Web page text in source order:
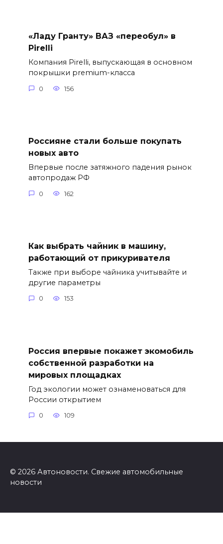
«Ладу Гранту» ВАЗ «переобул» в
Pirelli
Компания Pirelli, выпускающая в основном
покрышки premium-класса
0 156
Россияне стали больше покупать
новых авто
Впервые после затяжного падения рынок
автопродаж РФ
0 162
Как выбрать чайник в машину,
работающий от прикуривателя
Также при выборе чайника учитывайте и
другие параметры
0 153
Россия впервые покажет экомобиль
собственной разработки на
мировых площадках
Год экологии может ознаменоваться для
России открытием
0 109
© 2026 Автоновости. Свежие автомобильные
новости